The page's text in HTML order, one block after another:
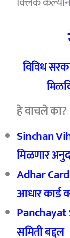
विविध
हे वाचले का?
Sinchan
मिळणार
Adhar Card
आधार कार्ड
समिती बद्दल